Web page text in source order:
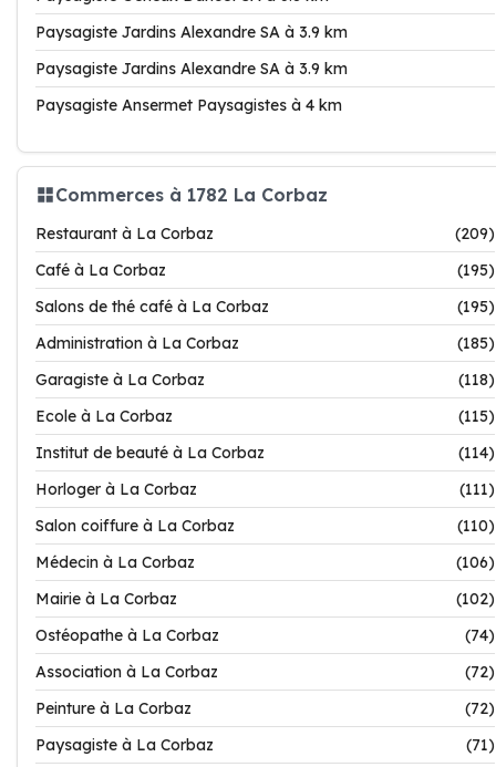
Paysagiste Jardins Alexandre SA à 3.9 km
Paysagiste Jardins Alexandre SA à 3.9 km
Paysagiste Ansermet Paysagistes à 4 km
Commerces à 1782 La Corbaz
Restaurant à La Corbaz
(209)
Café à La Corbaz
(195)
Salons de thé café à La Corbaz
(195)
Administration à La Corbaz
(185)
Garagiste à La Corbaz
(118)
Ecole à La Corbaz
(115)
Institut de beauté à La Corbaz
(114)
Horloger à La Corbaz
(111)
Salon coiffure à La Corbaz
(110)
Médecin à La Corbaz
(106)
Mairie à La Corbaz
(102)
Ostéopathe à La Corbaz
(74)
Association à La Corbaz
(72)
Peinture à La Corbaz
(72)
Paysagiste à La Corbaz
(71)